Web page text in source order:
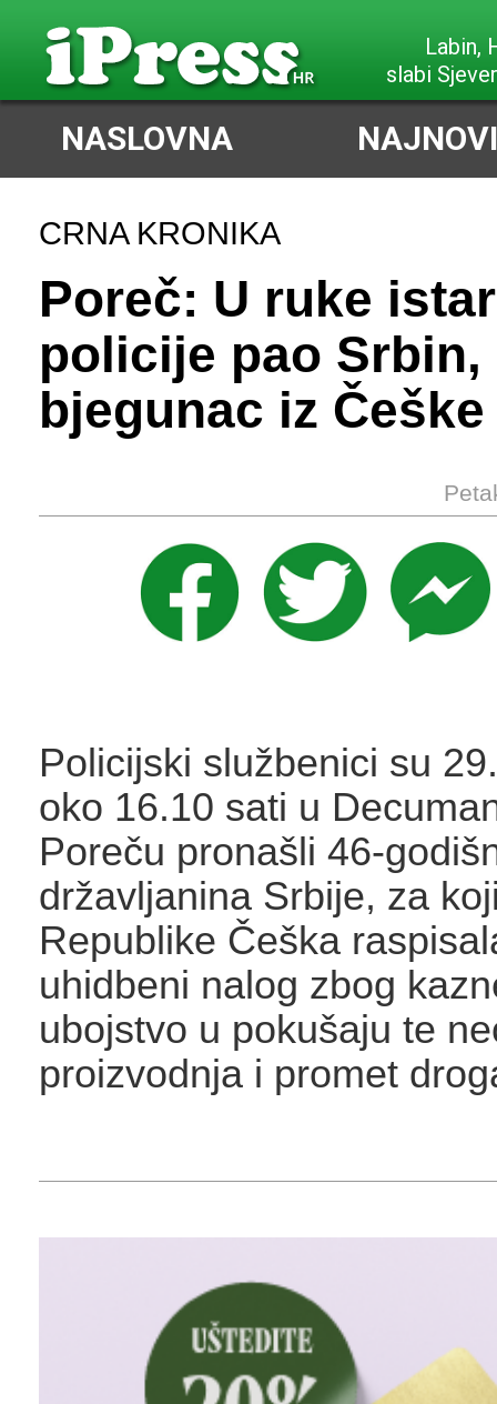
Labin,
slabi
NASLOVNA
CRNA KRONIKA
Poreč: U ruke
policije pao Srbin,
bjegunac iz Češke
Policijski službenici su
oko 16.10 sati u
Poreču pronašli 46-
državljanina Srbije, za
Republike Češka
uhidbeni nalog zbog
ubojstvo u pokušaju te
proizvodnja i promet